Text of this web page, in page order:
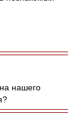
нашего